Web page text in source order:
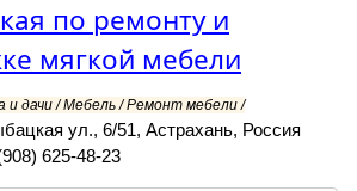
по ремонту и
мягкой мебели
и дачи / Мебель / Ремонт мебели /
ул., 6/51, Астрахань, Россия
625-48-23